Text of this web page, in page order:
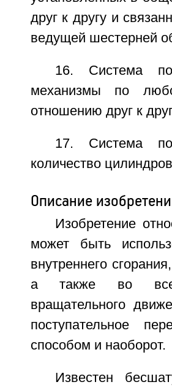
друг к другу и
ведущей шестерней
16. Система
механизмы по
отношению друг к
17. Система
количество
Описание
Изобретение
может быть
внутреннего
а также во всех
вращательного
поступательное
способом и наоборот.
Известен